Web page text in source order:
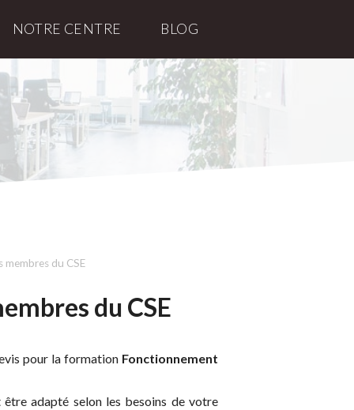
NOTRE CENTRE BLOG
membres du CSE
du CSE
pour la formation Fonctionnement
adapté selon les besoins de votre